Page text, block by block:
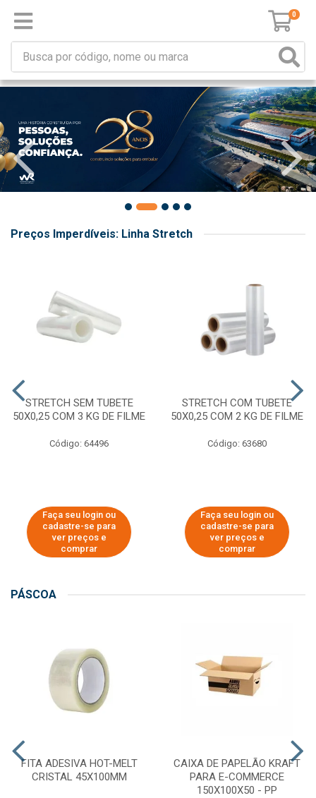
0
Preços Imperdíveis: Linha Stretch
STRETCH SEM TUBETE
50X0,25 COM 3 KG DE FILME
Código: 64496
Faça seu login ou
cadastre-se para
ver preços e
comprar
STRETCH COM TUBETE
50X0,25 COM 2 KG DE FILME
Código: 63680
Faça seu login ou
cadastre-se para
ver preços e
comprar
PÁSCOA
FITA ADESIVA HOT-MELT
CRISTAL 45X100MM
CAIXA DE PAPELÃO KRAFT
PARA E-COMMERCE
150X100X50 - PP